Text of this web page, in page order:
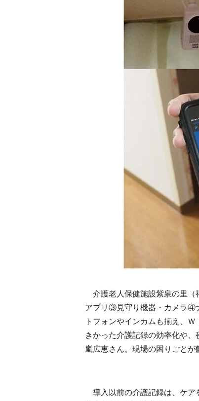
介護老人保健施設紫泉の里（
アプリ③見守り機器・カメラ④
トフォンやインカムも揃え、
きかった介護記録の効率化や
嵐広恵さん。現場の困りごとが
導入以前の介護記録は、ケア